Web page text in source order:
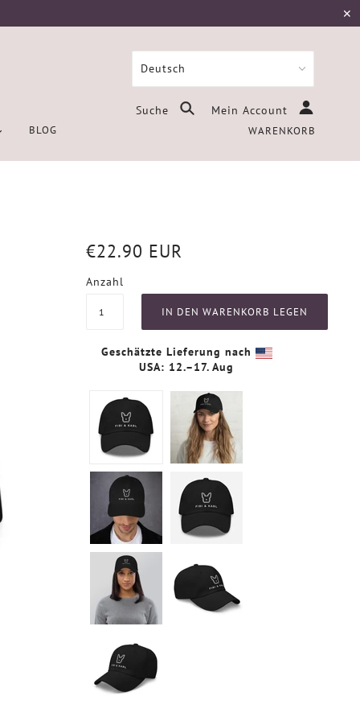
✕
Suche Mein Account
BLOG WARENKORB
€22.90 EUR
Anzahl
Geschätzte Lieferung nach
USA: 12.⁠–17. Aug